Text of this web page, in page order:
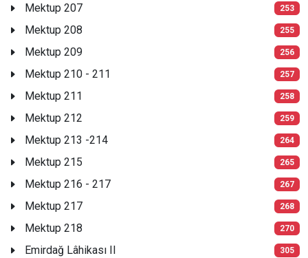
Mektup 207 253
Mektup 208 255
Mektup 209 256
Mektup 210 - 211 257
Mektup 211 258
Mektup 212 259
Mektup 213 -214 264
Mektup 215 265
Mektup 216 - 217 267
Mektup 217 268
Mektup 218 270
Emirdağ Lâhikası II 305